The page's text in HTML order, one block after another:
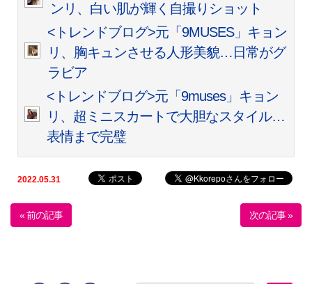
ンリ、白い肌が輝く自撮りショット
<トレンドブログ>元「9MUSES」キョン
リ、胸キュンさせる人形美貌…日常がグ
ラビア
<トレンドブログ>元「9muses」キョン
リ、超ミニスカートで大胆なスタイル…
表情まで完璧
2022.05.31
« 前の記事 次の記事 »